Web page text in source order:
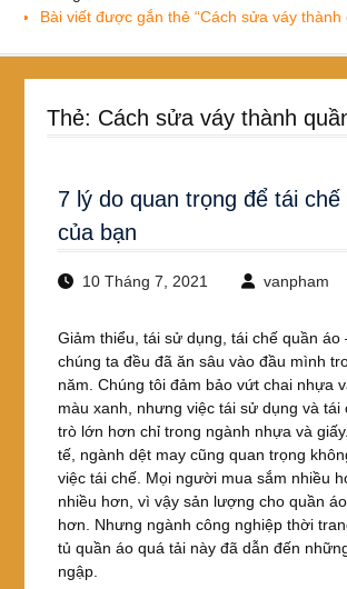
Bài viết được gắn thẻ “Cách sửa váy thành
Thẻ: Cách sửa váy thành
7 lý do quan trọng để tái chế
của bạn
10 Tháng 7, 2021 vanpham
Giảm thiểu, tái sử dụng, tái chế quần
chúng ta đều đã ăn sâu vào đầu mình
năm. Chúng tôi đảm bảo vứt chai nhựa
màu xanh, nhưng việc tái sử dụng và tái
trò lớn hơn chỉ trong ngành nhựa và
tế, ngành dệt may cũng quan trọng
việc tái chế. Mọi người mua sắm nhiều
nhiều hơn, vì vậy sản lượng cho quần
hơn. Nhưng ngành công nghiệp thời
tủ quần áo quá tải này đã dẫn đến
ngập.